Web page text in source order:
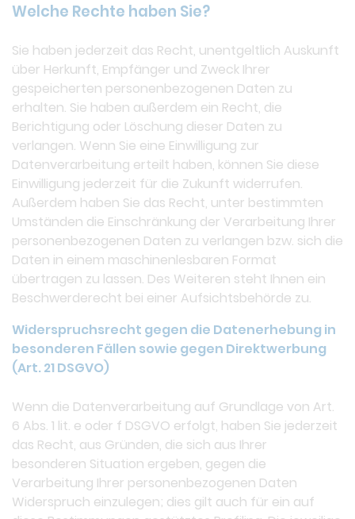
Welche Rechte haben Sie?
Sie haben jederzeit das Recht, unentgeltlich Auskunft
über Herkunft, Empfänger und Zweck Ihrer
gespeicherten personenbezogenen Daten zu
erhalten. Sie haben außerdem ein Recht, die
Berichtigung oder Löschung dieser Daten zu
verlangen. Wenn Sie eine Einwilligung zur
Datenverarbeitung erteilt haben, können Sie diese
Einwilligung jederzeit für die Zukunft widerrufen.
Außerdem haben Sie das Recht, unter bestimmten
Umständen die Einschränkung der Verarbeitung Ihrer
personenbezogenen Daten zu verlangen bzw. sich die
Daten in einem maschinenlesbaren Format
übertragen zu lassen. Des Weiteren steht Ihnen ein
Beschwerderecht bei einer Aufsichtsbehörde zu.
Widerspruchsrecht gegen die Datenerhebung in
besonderen Fällen sowie gegen Direktwerbung
(Art. 21 DSGVO)
Wenn die Datenverarbeitung auf Grundlage von Art.
6 Abs. 1 lit. e oder f DSGVO erfolgt, haben Sie jederzeit
das Recht, aus Gründen, die sich aus Ihrer
besonderen Situation ergeben, gegen die
Verarbeitung Ihrer personenbezogenen Daten
Widerspruch einzulegen; dies gilt auch für ein auf